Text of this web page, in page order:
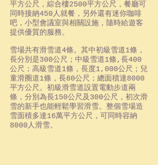
平方公尺，綜合樓2500平方公尺，餐廳可
同時接納450人就餐，另外還有迷你咖啡
吧，小型會議室與相關設施，隨時給遊客
提供優質的服務。
雪場共有滑雪道4條。其中初級雪道1條，
長分別是300公尺；中級雪道1條,長400
公尺；高級雪道1條，長度1,000公尺；兒
童滑圈道1條，長80公尺；總面積達8000
平方公尺。初級滑雪道設置電動步道兩
條，分別為長150公尺及300公尺，初次滑
雪的新手也能輕鬆學習滑雪。整個雪場造
雪面積多達16萬平方公尺，可同時容納
8000人滑雪。